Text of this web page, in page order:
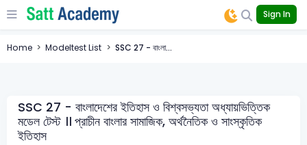
Sign In
Home Modeltest List SSC 27 - বাংলা...
SSC 27 - বাংলাদেশের ইতিহাস ও বিশ্বসভ্যতা অধ্যায়ভিত্তিক
মডেল টেস্ট ।। প্রাচীন বাংলার সামাজিক, অর্থনৈতিক ও সাংস্কৃতিক
ইতিহাস